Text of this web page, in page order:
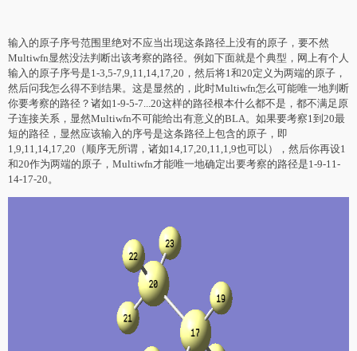
输入的原子序号范围里绝对不应当出现这条路径上没有的原子，要不然
Multiwfn显然没法判断出该考察的路径。例如下面就是个典型，网上有个人
输入的原子序号是1-3,5-7,9,11,14,17,20，然后将1和20定义为两端的原子，
然后问我怎么得不到结果。这是显然的，此时Multiwfn怎么可能唯一地判断
你要考察的路径？诸如1-9-5-7...20这样的路径根本什么都不是，都不满足原
子连接关系，显然Multiwfn不可能给出有意义的BLA。如果要考察1到20最
短的路径，显然应该输入的序号是这条路径上包含的原子，即
1,9,11,14,17,20（顺序无所谓，诸如14,17,20,11,1,9也可以），然后你再设1
和20作为两端的原子，Multiwfn才能唯一地确定出要考察的路径是1-9-11-
14-17-20。